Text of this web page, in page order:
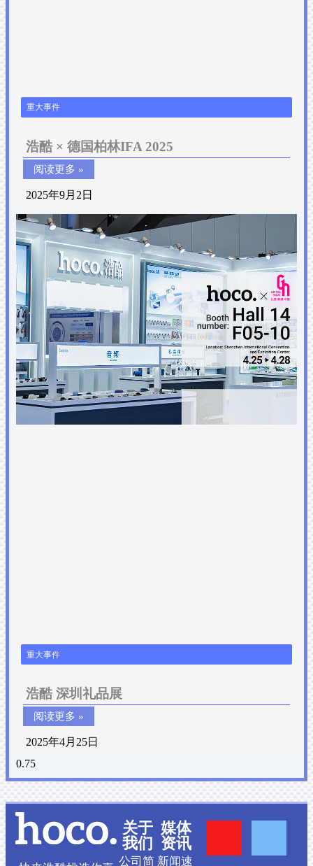
重大事件
浩酷 × 德国柏林IFA 2025
阅读更多 »
2025年9月2日
重大事件
浩酷 深圳礼品展
阅读更多 »
2025年4月25日
关于
我们
公司简
媒体
资讯
新闻速